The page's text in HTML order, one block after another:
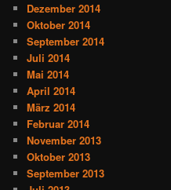
Dezember 2014
Oktober 2014
September 2014
Juli 2014
Mai 2014
April 2014
März 2014
Februar 2014
November 2013
Oktober 2013
September 2013